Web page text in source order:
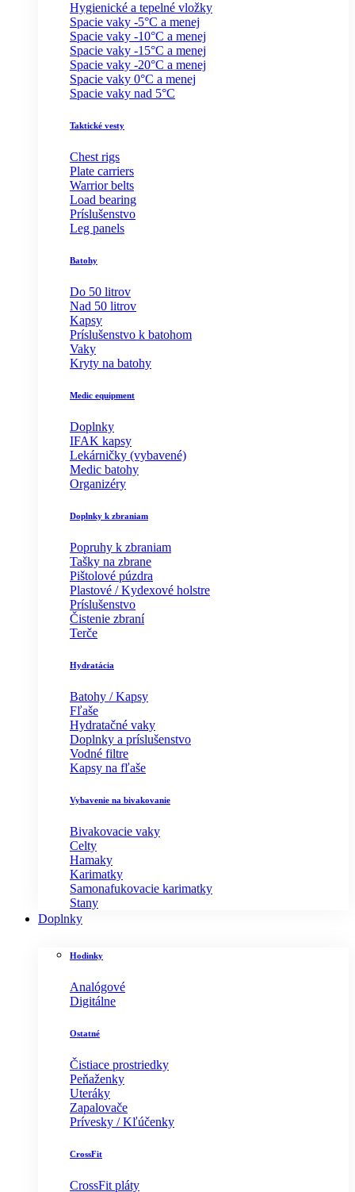
Hygienické a tepelné vložky
Spacie vaky -5°C a menej
Spacie vaky -10°C a menej
Spacie vaky -15°C a menej
Spacie vaky -20°C a menej
Spacie vaky 0°C a menej
Spacie vaky nad 5°C
Taktické vesty
Chest rigs
Plate carriers
Warrior belts
Load bearing
Príslušenstvo
Leg panels
Batohy
Do 50 litrov
Nad 50 litrov
Kapsy
Príslušenstvo k batohom
Vaky
Kryty na batohy
Medic equipment
Doplnky
IFAK kapsy
Lekárničky (vybavené)
Medic batohy
Organizéry
Doplnky k zbraniam
Popruhy k zbraniam
Tašky na zbrane
Pištolové púzdra
Plastové / Kydexové holstre
Príslušenstvo
Čistenie zbraní
Terče
Hydratácia
Batohy / Kapsy
Fľaše
Hydratačné vaky
Doplnky a príslušenstvo
Vodné filtre
Kapsy na fľaše
Vybavenie na bivakovanie
Bivakovacie vaky
Celty
Hamaky
Karimatky
Samonafukovacie karimatky
Stany
Doplnky
Hodinky
Analógové
Digitálne
Ostatné
Čistiace prostriedky
Peňaženky
Uteráky
Zapalovače
Prívesky / Kľúčenky
CrossFit
CrossFit pláty